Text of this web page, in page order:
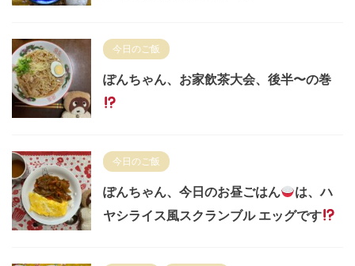
今日のご飯
ぽんちゃん、お家飲茶大会、後半〜の巻
今日のご飯
ぽんちゃん、今日のお昼ごはん
は、ハ
ヤシライス風スクランブル エッグです